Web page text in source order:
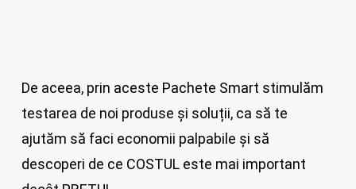
De aceea, prin aceste Pachete Smart stimulăm
testarea de noi produse și soluții, ca să te
ajutăm să faci economii palpabile și să
descoperi de ce COSTUL este mai important